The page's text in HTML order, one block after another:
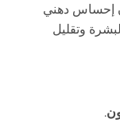
إحساس دهني
وتقليل
.